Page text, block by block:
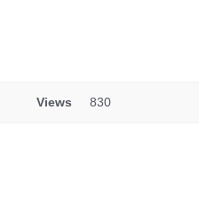
Views 830